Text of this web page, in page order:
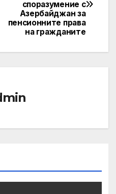
споразумение с
Азербайджан за
пенсионните права
на гражданите